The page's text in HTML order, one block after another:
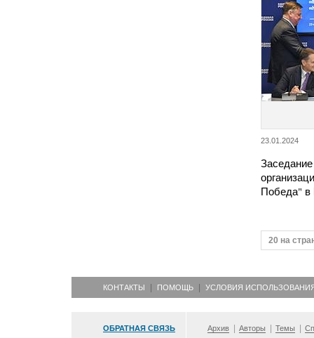
23.01.2024
Победа" в
20 на
КОНТАКТЫ ПОМОЩЬ УСЛОВИЯ
ОБРАТНАЯ СВЯЗЬ Архив Авторы Темы